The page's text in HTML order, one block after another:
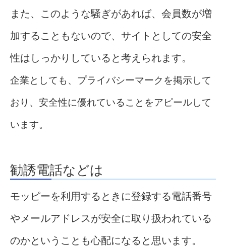
また、このような騒ぎがあれば、会員数が増
加することもないので、サイトとしての安全
性はしっかりしていると考えられます。
企業としても、プライバシーマークを掲示して
おり、安全性に優れていることをアピールして
います。
勧誘電話などは
モッピーを利用するときに登録する電話番号
やメールアドレスが安全に取り扱われている
のかということも心配になると思います。